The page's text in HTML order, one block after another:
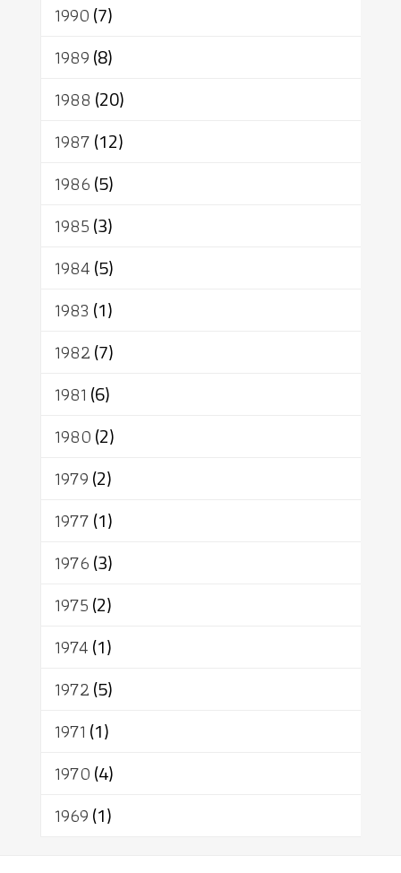
1990(7)
1989(8)
1988 (20)
1987(12)
1986(5)
1985(3)
1984(5)
1983 (1)
1982(7)
1981 (6)
1980(2)
1979(2)
1977(1)
1976(3)
1975(2)
1974(1)
1972(5)
1971 (1)
1970(4)
1969(1)